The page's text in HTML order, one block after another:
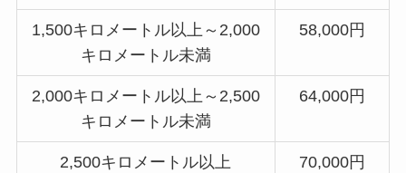
1,500キロメートル以上～2,000
キロメートル未満
58,000円
2,000キロメートル以上～2,500
キロメートル未満
64,000円
2,500キロメートル以上 70,000円